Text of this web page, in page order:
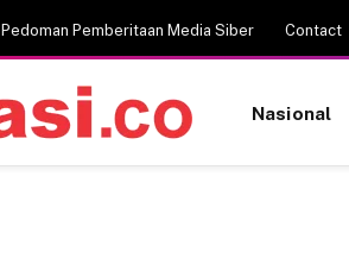
Pedoman Pemberitaan Media Siber Contact
Nasional